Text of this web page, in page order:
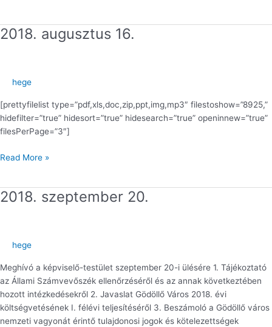
2018. augusztus 16.
hege
[prettyfilelist type=”pdf,xls,doc,zip,ppt,img,mp3″ filestoshow=”8925,”
hidefilter=”true” hidesort=”true” hidesearch=”true” openinnew=”true”
filesPerPage=”3″]
2018.
Read More »
2018. szeptember 20.
hege
Meghívó a képviselő-testület szeptember 20-i ülésére 1. Tájékoztató
az Állami Számvevőszék ellenőrzéséről és az annak következtében
hozott intézkedésekről 2. Javaslat Gödöllő Város 2018. évi
költségvetésének I. félévi teljesítéséről 3. Beszámoló a Gödöllő város
nemzeti vagyonát érintő tulajdonosi jogok és kötelezettségek
2018.